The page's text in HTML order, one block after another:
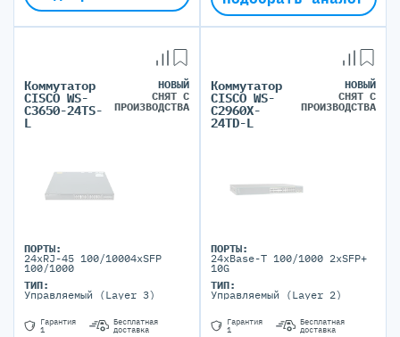
Коммутатор
CISCO WS-
C3650-24TS-
L
НОВЫЙ
СНЯТ С
ПРОИЗВОДСТВА
ПОРТЫ:
24xRJ-45 100/10004xSFP
100/1000
ТИП:
Управляемый (Layer 3)
Гарантия
1
Бесплатная
доставка
Коммутатор
CISCO WS-
C2960X-
24TD-L
НОВЫЙ
СНЯТ С
ПРОИЗВОДСТВА
ПОРТЫ:
24xBase-T 100/1000 2xSFP+
10G
ТИП:
Управляемый (Layer 2)
Гарантия
1
Бесплатная
доставка